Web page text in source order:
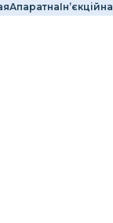
АпаратнаІн’єкційна